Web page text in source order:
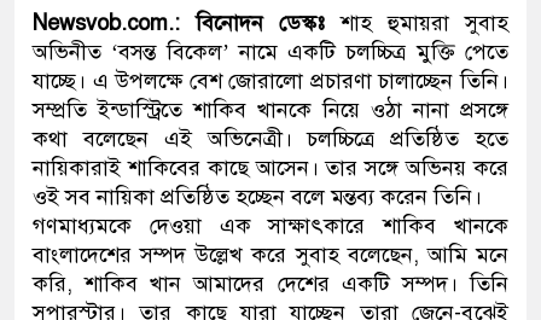
নেতৃত্ব ও গণতন্ত্রের মূর্তমান
যে ভাবে ডেভিড ইমনের কাছে
‘আজহার খান’
অবৈধ বিদেশি পিস্তল,
জড়িত কিশোর গ্যাংয়ের চার শিশু
ডাকাতির প্রস্তুতিকালে
Newsvob.com.: বিনোদন ডেস্কঃ শাহ হুমায়রা সুবাহ
অভিনীত ‘বসন্ত বিকেল’ নামে একটি চলচ্চিত্র মুক্তি পেতে
যাচ্ছে। এ উপলক্ষে বেশ জোরালো প্রচারণা চালাচ্ছেন তিনি।
সম্প্রতি ইন্ডাস্ট্রিতে শাকিব খানকে নিয়ে ওঠা নানা প্রসঙ্গে
কথা বলেছেন এই অভিনেত্রী। চলচ্চিত্রে প্রতিষ্ঠিত হতে
নায়িকারাই শাকিবের কাছে আসেন। তার সঙ্গে অভিনয় করে
ওই সব নায়িকা প্রতিষ্ঠিত হচ্ছেন বলে মন্তব্য করেন তিনি।
গণমাধ্যমকে দেওয়া এক সাক্ষাৎকারে শাকিব খানকে
বাংলাদেশের সম্পদ উল্লেখ করে সুবাহ বলেছেন, আমি মনে
করি, শাকিব খান আমাদের দেশের একটি সম্পদ। তিনি
সুপারস্টার। তার কাছে যারা যাচ্ছেন তারা জেনে-বুঝেই